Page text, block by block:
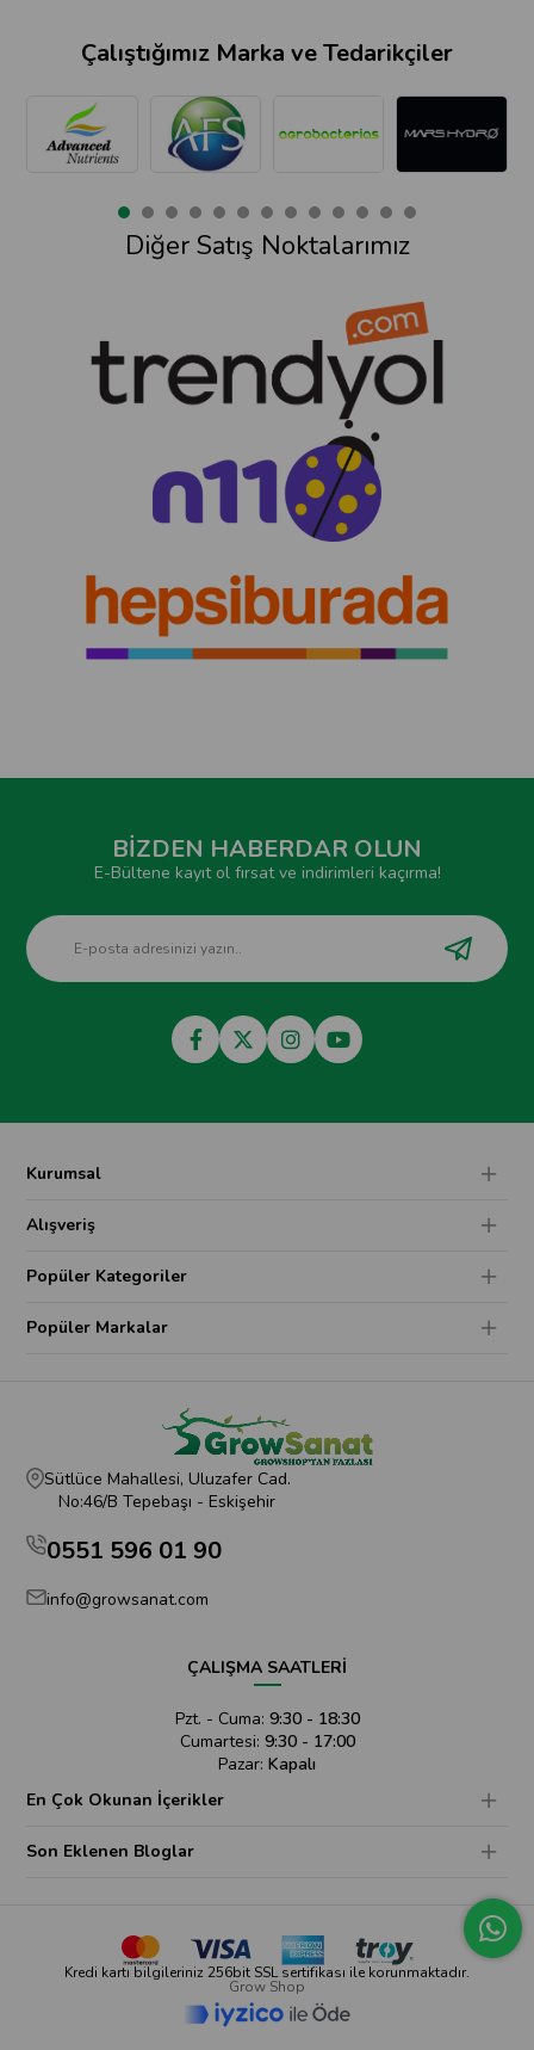
Çalıştığımız Marka ve Tedarikçiler
Diğer Satış Noktalarımız
BİZDEN HABERDAR OLUN
E-Bültene kayıt ol fırsat ve indirimleri kaçırma!
Kurumsal
Alışveriş
Popüler Kategoriler
Popüler Markalar
Sütlüce Mahallesi, Uluzafer Cad.
No:46/B Tepebaşı - Eskişehir
0551 596 01 90
info@growsanat.com
ÇALIŞMA SAATLERİ
Pzt. - Cuma: 9:30 - 18:30
Cumartesi: 9:30 - 17:00
Pazar: Kapalı
En Çok Okunan İçerikler
Son Eklenen Bloglar
Kredi kartı bilgileriniz 256bit SSL sertifikası ile korunmaktadır.
Grow Shop